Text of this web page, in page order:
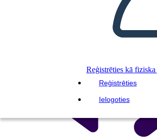
Reģistrēties kā fiziska
Reģistrēties
Ielogoties